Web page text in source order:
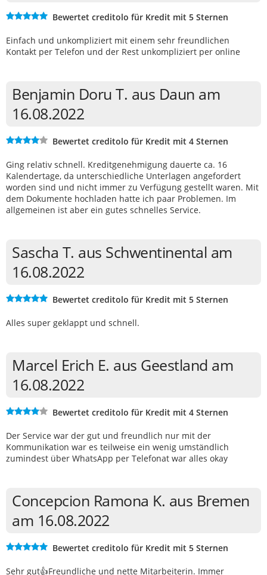
Bewertet creditolo für Kredit mit 5 Sternen
Einfach und unkompliziert mit einem sehr freundlichen
Kontakt per Telefon und der Rest unkompliziert per online
Benjamin Doru T. aus Daun am
16.08.2022
Bewertet creditolo für Kredit mit 4 Sternen
Ging relativ schnell. Kreditgenehmigung dauerte ca. 16
Kalendertage, da unterschiedliche Unterlagen angefordert
worden sind und nicht immer zu Verfügung gestellt waren. Mit
dem Dokumente hochladen hatte ich paar Problemen. Im
allgemeinen ist aber ein gutes schnelles Service.
Sascha T. aus Schwentinental am
16.08.2022
Bewertet creditolo für Kredit mit 5 Sternen
Alles super geklappt und schnell.
Marcel Erich E. aus Geestland am
16.08.2022
Bewertet creditolo für Kredit mit 4 Sternen
Der Service war der gut und freundlich nur mit der
Kommunikation war es teilweise ein wenig umständlich
zumindest über WhatsApp per Telefonat war alles okay
Concepcion Ramona K. aus Bremen
am 16.08.2022
Bewertet creditolo für Kredit mit 5 Sternen
Sehr gut👍Freundliche und nette Mitarbeiterin. Immer